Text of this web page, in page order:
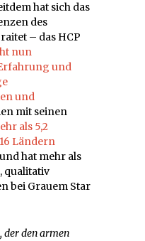
hat sich das
des
– das HCP
nun
und
und
mit seinen
als 5,2
Ländern
hat mehr als
qualitativ
bei Grauem Star
der den armen